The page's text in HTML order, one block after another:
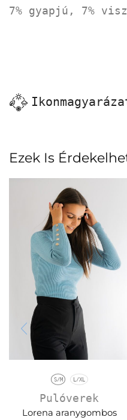
7% gyapjú, 7%
Ezek Is
S/M L/XL
Pulóverek
Lorena aranygombos